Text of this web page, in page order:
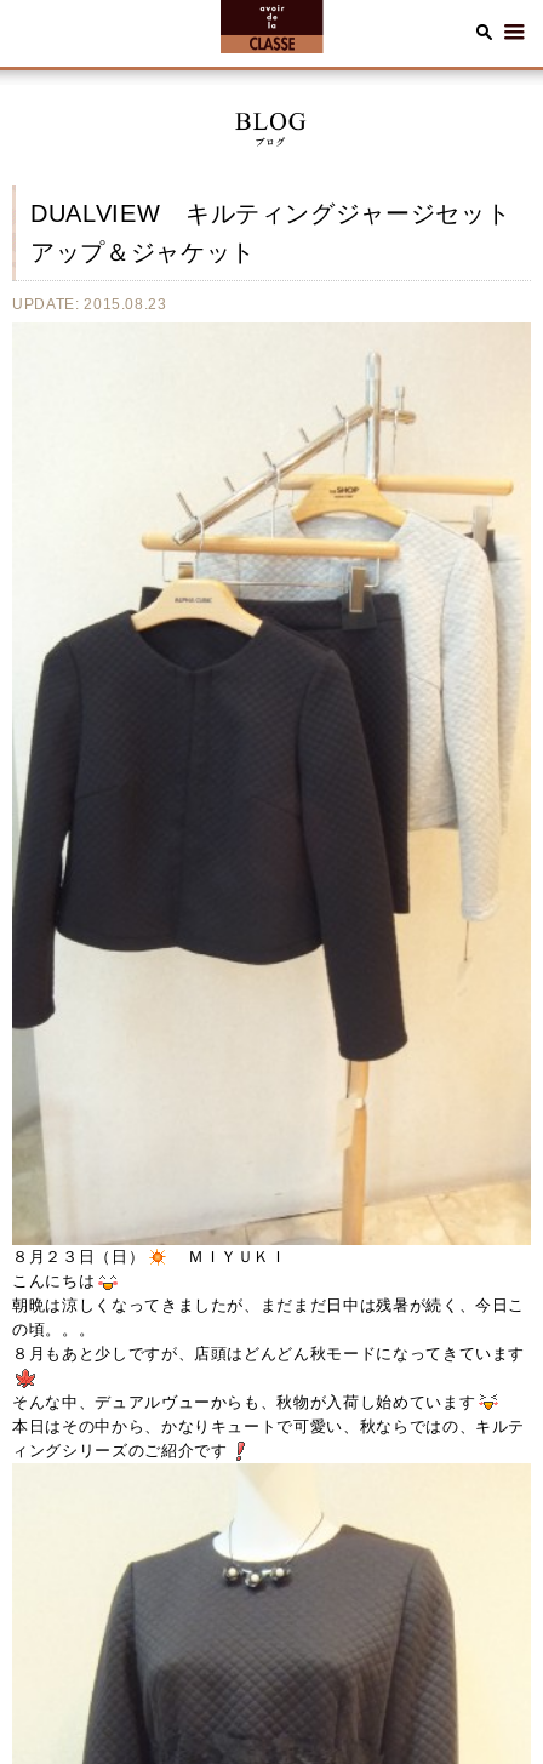
DUALVIEW キルティングジャージセット
アップ＆ジャケット
UPDATE: 2015.08.23
８月２３日（日）
ＭＩＹＵＫＩ
こんにちは
朝晩は涼しくなってきましたが、まだまだ日中は残暑が続く、今日こ
の頃。。。
８月もあと少しですが、店頭はどんどん秋モードになってきています
そんな中、デュアルヴューからも、秋物が入荷し始めています
本日はその中から、かなりキュートで可愛い、秋ならではの、キルテ
ィングシリーズのご紹介です